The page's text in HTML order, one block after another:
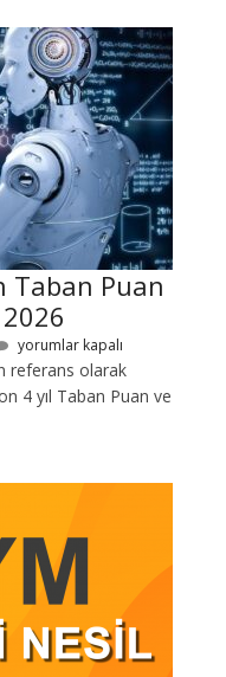
Taban Puan
yorumlar kapalı
referans olarak
4 yıl Taban Puan ve